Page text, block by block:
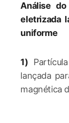
Análise
eletrizada
uniforme
1)
lançada
magnética